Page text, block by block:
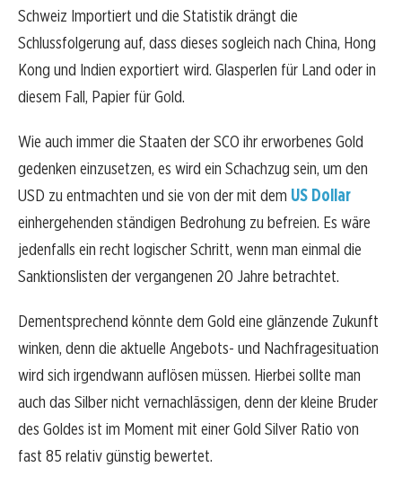
Schweiz Importiert und die Statistik drängt die
Schlussfolgerung auf, dass dieses sogleich nach China, Hong
Kong und Indien exportiert wird. Glasperlen für Land oder in
diesem Fall, Papier für Gold.
Wie auch immer die Staaten der SCO ihr erworbenes Gold
gedenken einzusetzen, es wird ein Schachzug sein, um den
USD zu entmachten und sie von der mit dem US Dollar
einhergehenden ständigen Bedrohung zu befreien. Es wäre
jedenfalls ein recht logischer Schritt, wenn man einmal die
Sanktionslisten der vergangenen 20 Jahre betrachtet.
Dementsprechend könnte dem Gold eine glänzende Zukunft
winken, denn die aktuelle Angebots- und Nachfragesituation
wird sich irgendwann auflösen müssen. Hierbei sollte man
auch das Silber nicht vernachlässigen, denn der kleine Bruder
des Goldes ist im Moment mit einer Gold Silver Ratio von
fast 85 relativ günstig bewertet.